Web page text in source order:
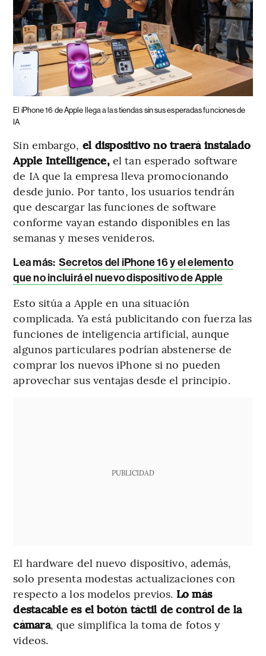
El iPhone 16 de Apple llega a las tiendas sin sus esperadas funciones de
IA
Sin embargo, el dispositivo no traerá instalado
Apple Intelligence,el tan esperado software
de IA que la empresa lleva promocionando
desde junio. Por tanto, los usuarios tendrán
que descargar las funciones de software
conforme vayan estando disponibles en las
semanas y meses venideros.
Lea más: Secretos del iPhone 16 y el elemento
que no incluirá el nuevo dispositivo de Apple
Esto sitúa a Apple en una situación
complicada. Ya está publicitando con fuerza las
funciones de inteligencia artificial, aunque
algunos particulares podrían abstenerse de
comprar los nuevos iPhone si no pueden
aprovechar sus ventajas desde el principio.
PUBLICIDAD
El hardware del nuevo dispositivo, además,
solo presenta modestas actualizaciones con
respecto a los modelos previos. Lo más
destacable es el botón táctil de control de la
cámara, que simplifica la toma de fotos y
videos.